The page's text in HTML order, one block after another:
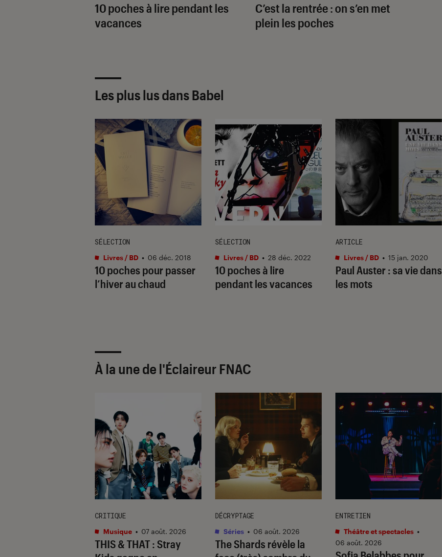
10 poches à lire pendant les
vacances
C’est la rentrée : on s’en met
plein les poches
Les plus lus dans Babel
10 poches pour passer
l’hiver au chaud
SÉLECTION
Livres / BD • 06 déc. 2018
10 poches à lire
pendant les vacances
SÉLECTION
Livres / BD • 28 déc. 2022
Paul Auster : sa vie dans
les mots
ARTICLE
Livres / BD • 15 jan. 2020
À la une de l'Éclaireur FNAC
THIS & THAT: Stray
CRITIQUE
Musique • 07 août. 2026
The Shards révèle la
DÉCRYPTAGE
Séries • 06 août. 2026
ENTRETIEN
Théâtre et spectacles •
06 août. 2026